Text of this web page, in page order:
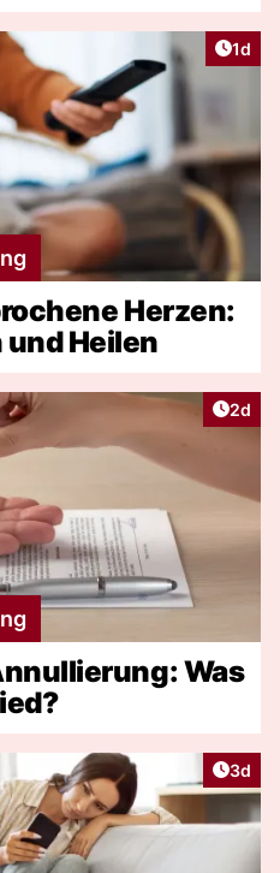
1d
Herzen:
Heilen
2d
Was
3d